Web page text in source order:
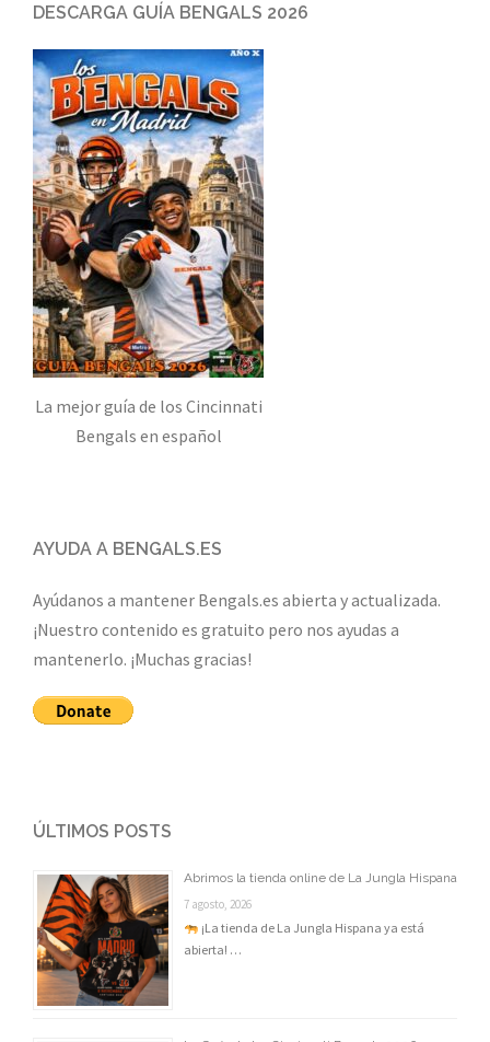
DESCARGA GUÍA BENGALS 2026
La mejor guía de los Cincinnati
Bengals en español
AYUDA A BENGALS.ES
Ayúdanos a mantener Bengals.es abierta y actualizada.
¡Nuestro contenido es gratuito pero nos ayudas a
mantenerlo. ¡Muchas gracias!
ÚLTIMOS POSTS
Abrimos la tienda online de La Jungla Hispana
7 agosto, 2026
¡La tienda de La Jungla Hispana ya está
abierta! …